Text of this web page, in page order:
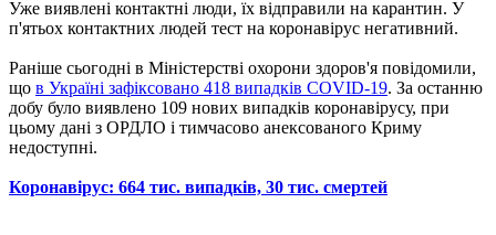
Уже виявлені контактні люди, їх відправили на карантин. У
п'ятьох контактних людей тест на коронавірус негативний.
Раніше сьогодні в Міністерстві охорони здоров'я повідомили,
що в Україні зафіксовано 418 випадків COVID-19. За останню
добу було виявлено 109 нових випадків коронавірусу, при
цьому дані з ОРДЛО і тимчасово анексованого Криму
недоступні.
Коронавірус: 664 тис. випадків, 30 тис. смертей